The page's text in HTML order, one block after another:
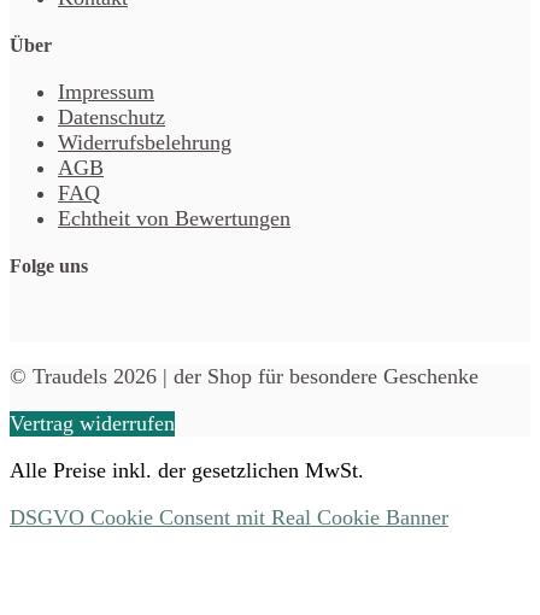
Über
Impressum
Datenschutz
Widerrufsbelehrung
AGB
FAQ
Echtheit von Bewertungen
Folge uns
© Traudels 2026 | der Shop für besondere Geschenke
Vertrag widerrufen
Alle Preise inkl. der gesetzlichen MwSt.
DSGVO Cookie Consent mit Real Cookie Banner